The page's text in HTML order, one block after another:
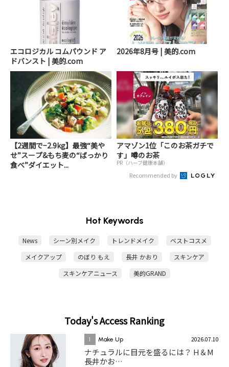
エコロジカル コムパウンド ア
ドバンスト | 美的.com
2026年8月号 | 美的.com
【2週間で−2.9kg】最強“美や
せ”スープ&もち麦の“ばっかり
食べ”ダイエット...
アマゾン1位「このお茶ガチで
す」噂のお茶
PR（ハーブ健康本舗）
Recommended by
Hot Keywords
News シーン別メイク トレンドメイク
ベストコスメ
メイクアップ
のぼり もえ 長井 かおり
スキンケア
スキンケアニュース
美的GRAND
Today's Access Ranking
1 Make Up 2026.07.10
ナチュラルに目元を盛るには？ H＆M
長井かお…